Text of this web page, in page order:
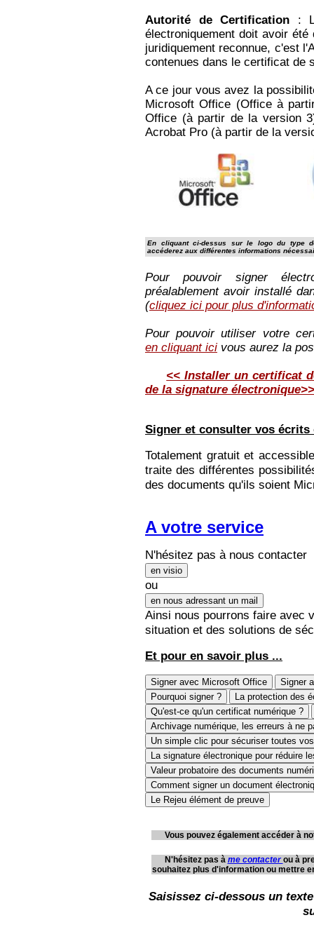
Autorité de Certification :
électroniquement doit avoir
juridiquement reconnue, c'est
contenues dans le certificat de
A ce jour vous avez la
Microsoft Office (Office à
Office (à partir de la version
Acrobat Pro (à partir de la
En cliquant ci-dessus sur le logo du type
accéderez aux différentes informations
Pour pouvoir signer
préalablement avoir installé
(cliquez ici pour plus
Pour pouvoir utiliser votre
en cliquant ici vous aurez la
<< Installer un certificat
de la signature électronique>>
Signer et consulter vos écrits
Totalement gratuit et
traite des différentes
des documents qu'ils soient
A votre service
N'hésitez pas à nous contacter
en visio
ou
en nous adressant un mail
Ainsi nous pourrons faire avec
situation et des solutions de
Et pour en savoir plus ...
Signer avec Microsoft Office
Signer
Pourquoi signer ?
La protection des
Qu'est-ce qu'un certificat numérique ?
Archivage numérique, les erreurs à ne
Un simple clic pour sécuriser toutes
La signature électronique pour réduire
Valeur probatoire des documents
Comment signer un document
Le Rejeu élément de preuve
Vous pouvez également accéder à
N'hésitez pas à me contacterou à
souhaitez plus d'information ou mettre
Saisissez ci-dessous un